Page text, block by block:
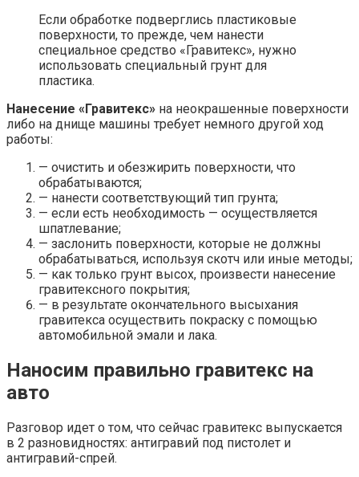
Если обработке подверглись пластиковые
поверхности, то прежде, чем нанести
специальное средство «Гравитекс», нужно
использовать специальный грунт для
пластика.
Нанесение «Гравитекс» на неокрашенные поверхности
либо на днище машины требует немного другой ход
работы:
— очистить и обезжирить поверхности, что
обрабатываются;
— нанести соответствующий тип грунта;
— если есть необходимость — осуществляется
шпатлевание;
— заслонить поверхности, которые не должны
обрабатываться, используя скотч или иные методы;
— как только грунт высох, произвести нанесение
гравитексного покрытия;
— в результате окончательного высыхания
гравитекса осуществить покраску с помощью
автомобильной эмали и лака.
Наносим правильно гравитекс на
авто
Разговор идет о том, что сейчас гравитекс выпускается
в 2 разновидностях: антигравий под пистолет и
антигравий-спрей.